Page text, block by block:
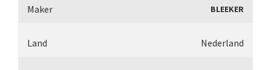
Ongesigneerd, Engels (1860-1880)
Maker BLEEKER
Land Nederland